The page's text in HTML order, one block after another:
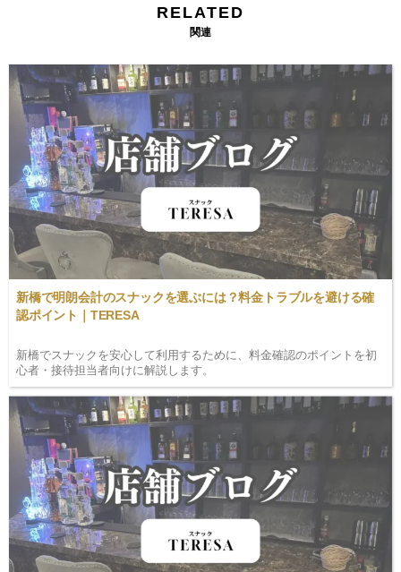
RELATED
新橋で明朗会計のスナックを選ぶには？料金トラブルを避ける確
認ポイント｜TERESA
新橋でスナックを安心して利用するために、料金確認のポイントを初
心者・接待担当者向けに解説します。